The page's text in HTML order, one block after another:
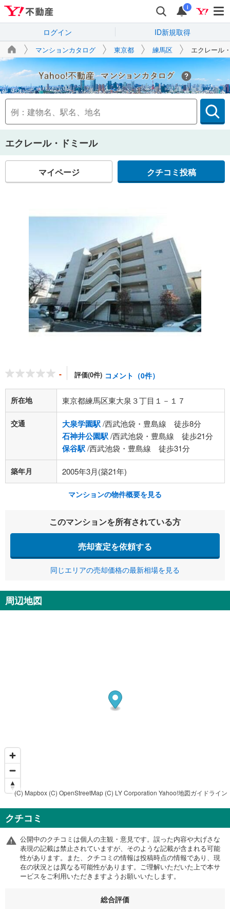
i
ログイン ID新規取得
マンションカタログ 東京都 練馬区 エクレール
Yahoo!不動産
エクレール・ドミール
マイページ クチコミ投稿
- 評価(0件) コメント（0件）
所在地 東京都練馬区東大泉３丁目１－１７
交通 大泉学園駅/西武池袋・豊島線 徒歩8分
石神井公園駅/西武池袋・豊島線 徒歩21分
保谷駅/西武池袋・豊島線 徒歩31分
築年月 2005年3月(築21年)
マンションの物件概要を見る
このマンションを所有されている方
売却査定を依頼する
同じエリアの売却価格の最新相場を見る
周辺地図
(C) Mapbox (C) OpenStreetMap (C) LY Corporation Yahoo!地図ガイドライン
クチコミ
公開中のクチコミは個人の主観・意見です。誤った内容や大げさな
表現の記載は禁止されていますが、そのような記載が含まれる可能
性があります。また、クチコミの情報は投稿時点の情報であり、現
在の状況とは異なる可能性があります。ご理解いただいた上で本サ
ービスをご利用いただきますようお願いいたします。
総合評価